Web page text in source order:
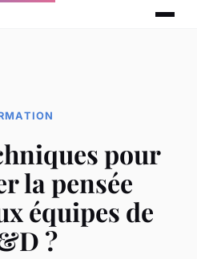
pour
la pensée
équipes de
?